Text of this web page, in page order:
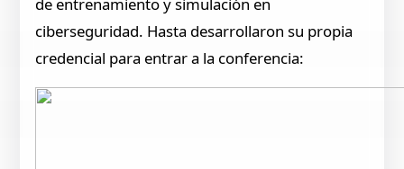
de entrenamiento y simulación en
ciberseguridad. Hasta desarrollaron su propia
credencial para entrar a la conferencia: